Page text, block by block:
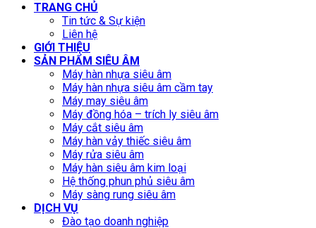
TRANG CHỦ
Tin tức & Sự kiện
Liên hệ
GIỚI THIỆU
SẢN PHẨM SIÊU ÂM
Máy hàn nhựa siêu âm
Máy hàn nhựa siêu âm cầm tay
Máy may siêu âm
Máy đồng hóa – trích ly siêu âm
Máy cắt siêu âm
Máy hàn vảy thiếc siêu âm
Máy rửa siêu âm
Máy hàn siêu âm kim loại
Hệ thống phun phủ siêu âm
Máy sàng rung siêu âm
DỊCH VỤ
Đào tạo doanh nghiệp